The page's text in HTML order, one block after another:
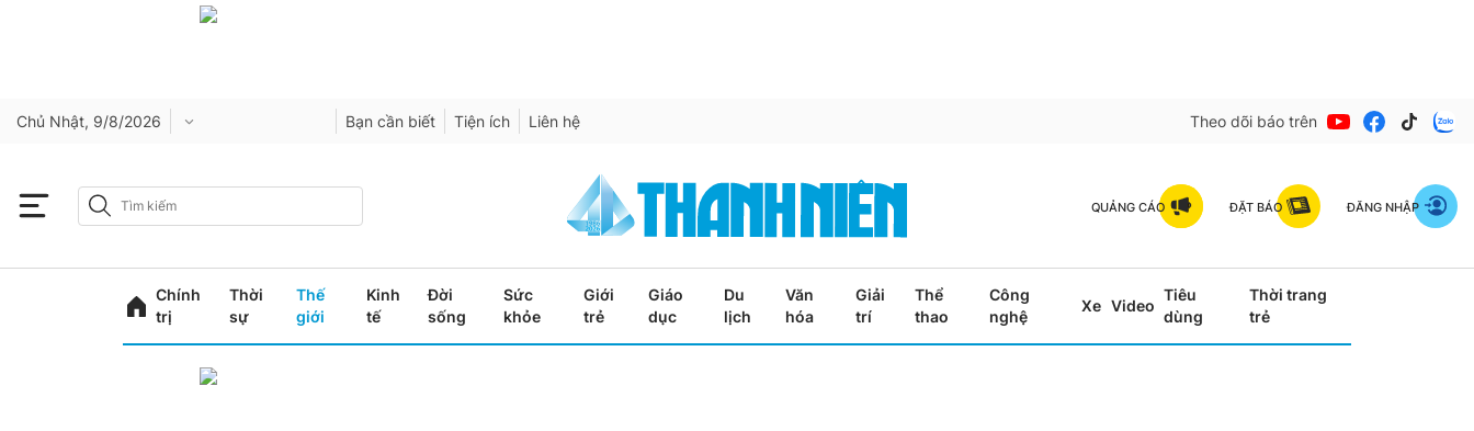
Chủ Nhật, 9/8/2026 Bạn cần biết Tiện ích Liên hệ Theo dõi báo trên
QUẢNG CÁO ĐẶT BÁO ĐĂNG NHẬP
Chính
trị
Thời
sự
Thế
giới
Kinh
tế
Đời
sống
Sức
khỏe
Giới
trẻ
Giáo
dục
Du
lịch
Văn
hóa
Giải
trí
Thể
thao
Công
nghệ
Xe Video
Tiêu
dùng
Thời trang
trẻ